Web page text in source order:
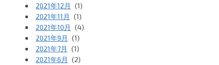
2021年12月
(1)
2021年11月
(1)
2021年10月
(4)
2021年9月
(1)
2021年7月
(1)
2021年6月
(2)